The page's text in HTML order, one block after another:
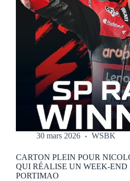
FOIS
CONSÉCUTIVE
AUX
HEURES
MOTOS
SUR
LE
CIRCUIT
BUGATTI
LE
MANS
30 mars 2026 WSBK
CARTON PLEIN POUR
QUI RÉALISE UN WEEK-END
PORTIMAO